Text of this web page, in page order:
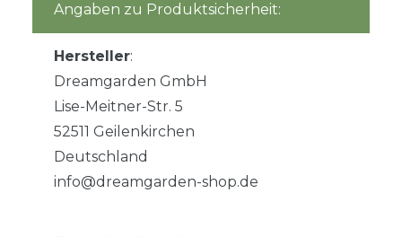
Angaben zu Produktsicherheit:
Hersteller:
Dreamgarden GmbH
Lise-Meitner-Str. 5
52511 Geilenkirchen
Deutschland
info@dreamgarden-shop.de